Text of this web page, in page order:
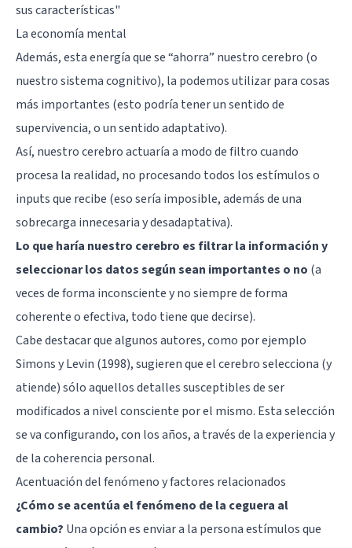
sus características"
La economía mental
Además, esta energía que se “ahorra” nuestro cerebro (o
nuestro sistema cognitivo), la podemos utilizar para cosas
más importantes (esto podría tener un sentido de
supervivencia, o un sentido adaptativo).
Así, nuestro cerebro actuaría a modo de filtro cuando
procesa la realidad, no procesando todos los estímulos o
inputs que recibe (eso sería imposible, además de una
sobrecarga innecesaria y desadaptativa).
Lo que haría nuestro cerebro es filtrar la información y
seleccionar los datos según sean importantes o no (a
veces de forma inconsciente y no siempre de forma
coherente o efectiva, todo tiene que decirse).
Cabe destacar que algunos autores, como por ejemplo
Simons y Levin (1998), sugieren que el cerebro selecciona (y
atiende) sólo aquellos detalles susceptibles de ser
modificados a nivel consciente por el mismo. Esta selección
se va configurando, con los años, a través de la experiencia y
de la coherencia personal.
Acentuación del fenómeno y factores relacionados
¿Cómo se acentúa el fenómeno de la ceguera al
cambio? Una opción es enviar a la persona estímulos que